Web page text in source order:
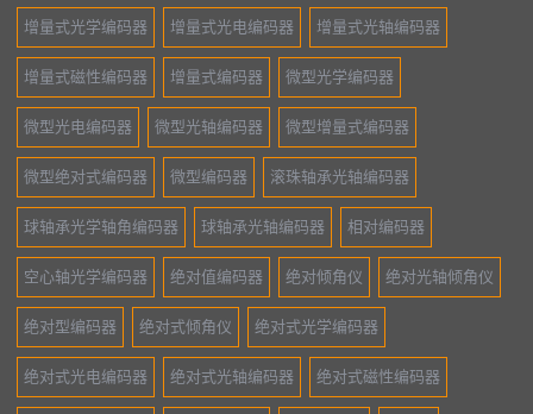
增量式光学编码器 增量式光电编码器 增量式光轴编码器
增量式磁性编码器 增量式编码器 微型光学编码器
微型光电编码器 微型光轴编码器 微型增量式编码器
微型绝对式编码器 微型编码器 滚珠轴承光轴编码器
球轴承光学轴角编码器 球轴承光轴编码器 相对编码器
空心轴光学编码器 绝对值编码器 绝对倾角仪 绝对光轴倾角仪
绝对型编码器 绝对式倾角仪 绝对式光学编码器
绝对式光电编码器 绝对式光轴编码器 绝对式磁性编码器